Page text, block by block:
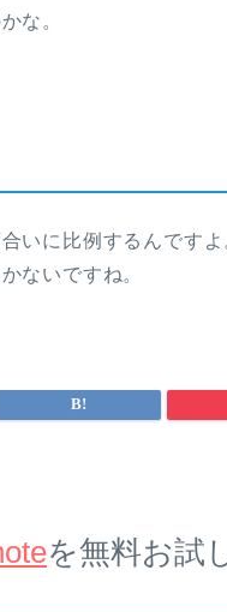
な。
いに比例するんです
ないですね。
を無料お試